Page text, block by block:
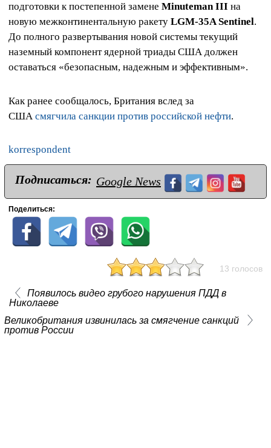
подготовки к постепенной замене Minuteman III на
новую межконтинентальную ракету LGM-35A Sentinel.
До полного развертывания новой системы текущий
наземный компонент ядерной триады США должен
оставаться «безопасным, надежным и эффективным».
Как ранее сообщалось, Британия вслед за
США смягчила санкции против российской нефти.
korrespondent
Подписаться: Google News
Поделиться:
13 голосов
Появилось видео грубого нарушения ПДД в
Николаеве
Великобритания извинилась за смягчение санкций
против России